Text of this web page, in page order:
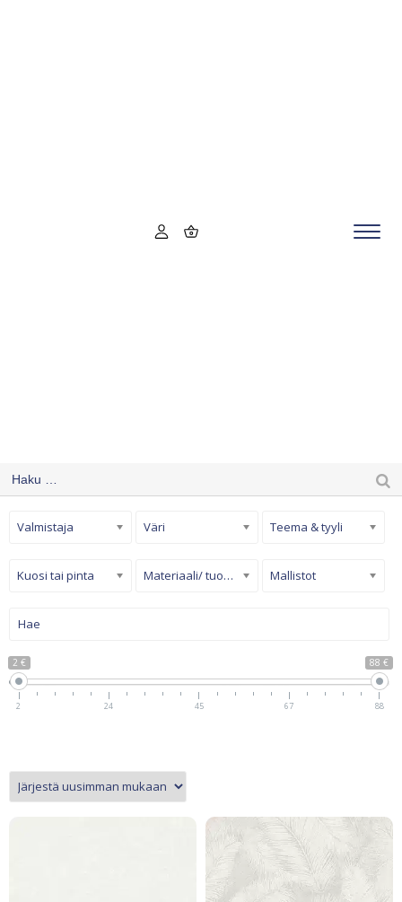
2 € 88 €
2 24 45 67 88
Valmistaja Väri Teema & tyyli
Kuosi tai pinta Materiaali/ tuotetyyppi Mallistot